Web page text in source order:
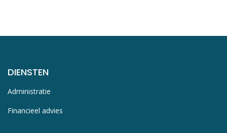
DIENSTEN
Administratie
Financieel advies